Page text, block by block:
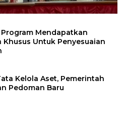
Program Mendapatkan
Khusus Untuk Penyesuaian
Kelola Aset, Pemerintah
Pedoman Baru